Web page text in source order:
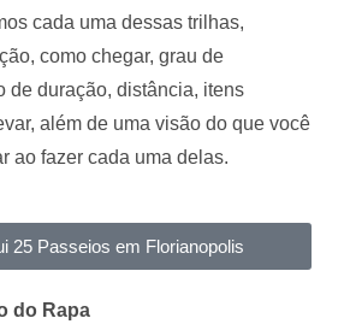
cada uma dessas trilhas,
como chegar, grau de
de duração, distância, itens
além de uma visão do que você
ao fazer cada uma delas.
25 Passeios em Florianopolis
do Rapa